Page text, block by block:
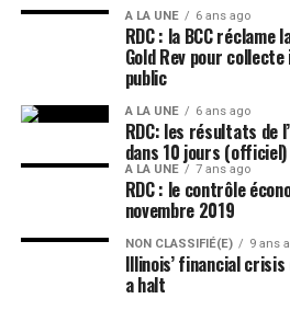
A LA UNE 6 ans ago
RDC : la BCC réclame
Gold Rev pour
public
A LA UNE 6 ans ago
RDC: les résultats de
dans 10 jours (officiel)
A LA UNE 7 ans ago
RDC : le contrôle
novembre 2019
NON CLASSIFIÉ(E) 9 ans
Illinois’ financial
a halt